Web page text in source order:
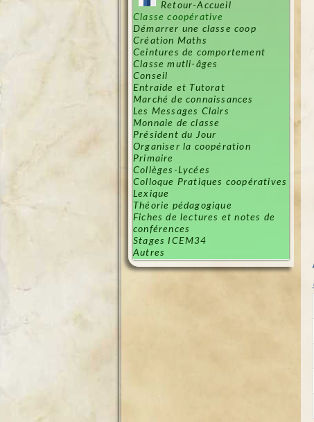
Retour-Accueil
Classe coopérative
Démarrer une classe coop
Création Maths
Ceintures de comportement
Classe mutli-âges
Conseil
Entraide et Tutorat
Marché de connaissances
Les Messages Clairs
Monnaie de classe
Président du Jour
Organiser la coopération
Primaire
Collèges-Lycées
Colloque Pratiques coopératives
Lexique
Théorie pédagogique
Fiches de lectures et notes de
conférences
Stages ICEM34
Autres